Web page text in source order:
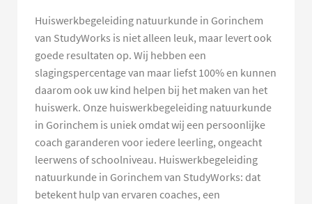
Huiswerkbegeleiding natuurkunde in Gorinchem
van StudyWorks is niet alleen leuk, maar levert ook
goede resultaten op. Wij hebben een
slagingspercentage van maar liefst 100% en kunnen
daarom ook uw kind helpen bij het maken van het
huiswerk. Onze huiswerkbegeleiding natuurkunde
in Gorinchem is uniek omdat wij een persoonlijke
coach garanderen voor iedere leerling, ongeacht
leerwens of schoolniveau. Huiswerkbegeleiding
natuurkunde in Gorinchem van StudyWorks: dat
betekent hulp van ervaren coaches, een